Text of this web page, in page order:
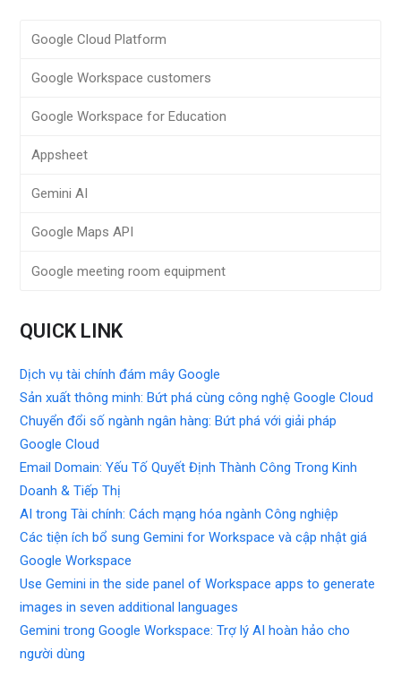
Google Cloud Platform
Google Workspace customers
Google Workspace for Education
Appsheet
Gemini AI
Google Maps API
Google meeting room equipment
QUICK LINK
Dịch vụ tài chính đám mây Google
Sản xuất thông minh: Bứt phá cùng công nghệ Google Cloud
Chuyển đổi số ngành ngân hàng: Bứt phá với giải pháp
Google Cloud
Email Domain: Yếu Tố Quyết Định Thành Công Trong Kinh
Doanh & Tiếp Thị
AI trong Tài chính: Cách mạng hóa ngành Công nghiệp
Các tiện ích bổ sung Gemini for Workspace và cập nhật giá
Google Workspace
Use Gemini in the side panel of Workspace apps to generate
images in seven additional languages
Gemini trong Google Workspace: Trợ lý AI hoàn hảo cho
người dùng